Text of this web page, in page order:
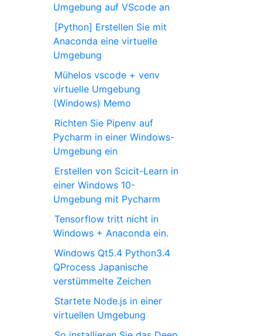
Umgebung auf VScode an
[Python] Erstellen Sie mit
Anaconda eine virtuelle
Umgebung
Mühelos vscode + venv
virtuelle Umgebung
(Windows) Memo
Richten Sie Pipenv auf
Pycharm in einer Windows-
Umgebung ein
Erstellen von Scicit-Learn in
einer Windows 10-
Umgebung mit Pycharm
Tensorflow tritt nicht in
Windows + Anaconda ein.
Windows Qt5.4 Python3.4
QProcess Japanische
verstümmelte Zeichen
Startete Node.js in einer
virtuellen Umgebung